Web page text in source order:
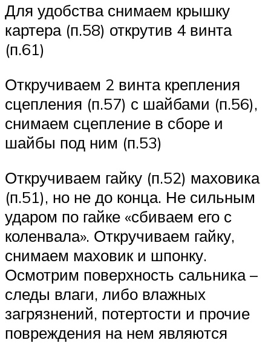
Для удобства снимаем крышку
картера (п.58) открутив 4 винта
(п.61)
Откручиваем 2 винта крепления
сцепления (п.57) с шайбами (п.56),
снимаем сцепление в сборе и
шайбы под ним (п.53)
Откручиваем гайку (п.52) маховика
(п.51), но не до конца. Не сильным
ударом по гайке «сбиваем его с
коленвала». Откручиваем гайку,
снимаем маховик и шпонку.
Осмотрим поверхность сальника –
следы влаги, либо влажных
загрязнений, потертости и прочие
повреждения на нем являются